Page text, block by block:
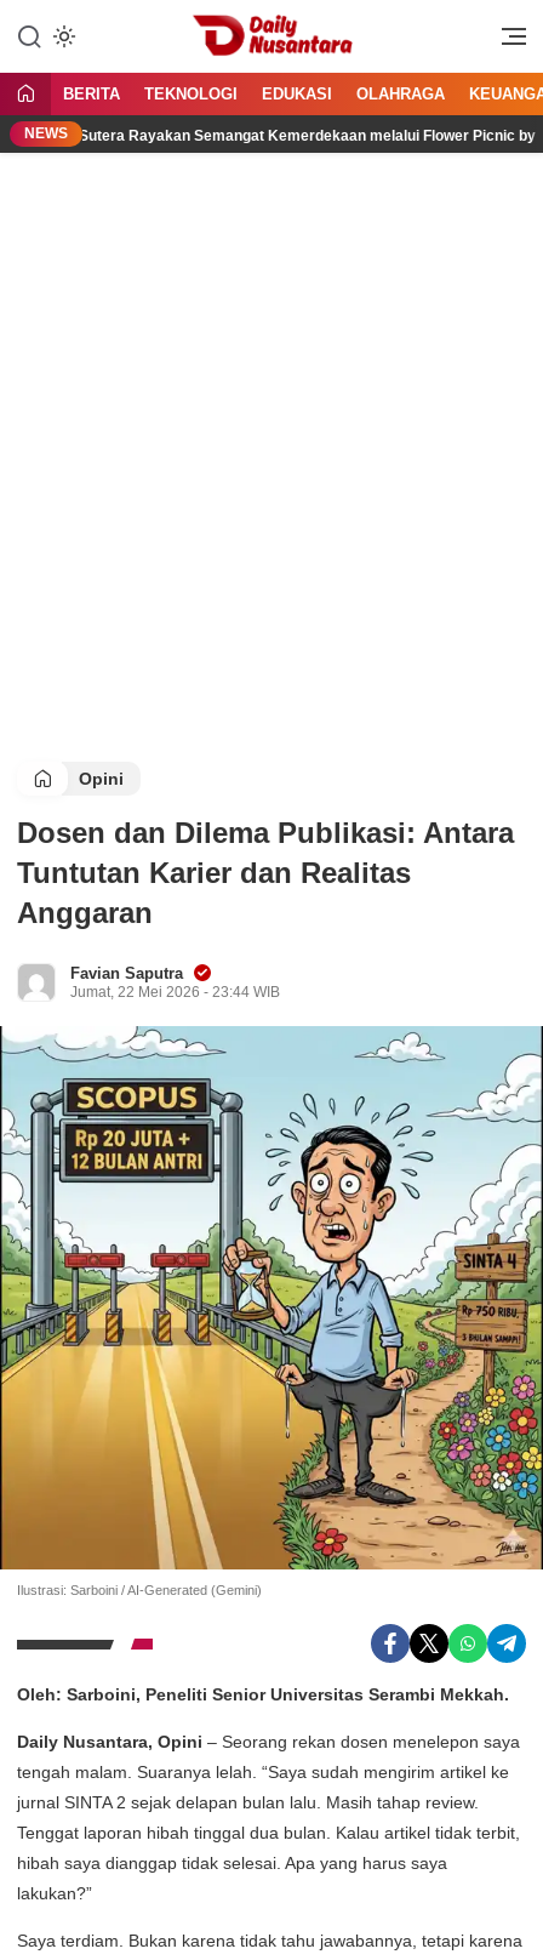
konten
Daily Nusantara
Menyajikan Fakta, Menginspirasi
BERITA TEKNOLOGI EDUKASI OLAHRAGA
NEWS
Sutera Rayakan Semangat Kemerdekaan melalui Flower Picnic by The
Opini
Dosen dan Dilema Publikasi: Antara
Tuntutan Karier dan Realitas
Anggaran
Favian Saputra
Jumat, 22 Mei 2026 - 23:44 WIB
Ilustrasi: Sarboini / AI-Generated (Gemini)
Oleh: Sarboini, Peneliti Senior Universitas Serambi Mekkah.
Daily Nusantara, Opini – Seorang rekan dosen menelepon saya
tengah malam. Suaranya lelah. “Saya sudah mengirim artikel ke
jurnal SINTA 2 sejak delapan bulan lalu. Masih tahap review.
Tenggat laporan hibah tinggal dua bulan. Kalau artikel tidak terbit,
hibah saya dianggap tidak selesai. Apa yang harus saya
lakukan?”
Saya terdiam. Bukan karena tidak tahu jawabannya, tetapi karena